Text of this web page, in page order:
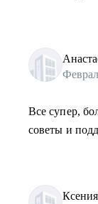
Все супер,
советы и
Ксения